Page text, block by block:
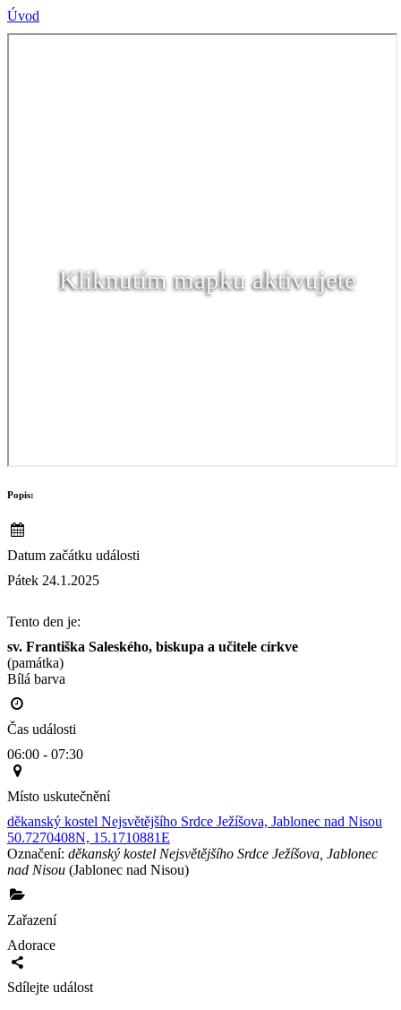
Úvod
Kliknutím mapku aktivujete
Popis:
Datum začátku události
Pátek 24.1.2025
Tento den je:
sv. Františka Saleského, biskupa a učitele církve
(památka)
Bílá barva
Čas události
06:00 - 07:30
Místo uskutečnění
děkanský kostel Nejsvětějšího Srdce Ježíšova, Jablonec nad Nisou
50.7270408N, 15.1710881E
Označení: děkanský kostel Nejsvětějšího Srdce Ježíšova, Jablonec
nad Nisou (Jablonec nad Nisou)
Zařazení
Adorace
Sdílejte událost